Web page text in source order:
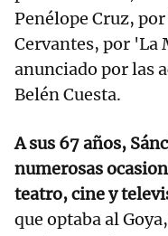
Penélope Cruz,
Cervantes, por 'La
anunciado por las
Belén Cuesta.
A sus 67 años,
numerosas
teatro, cine y
que optaba al